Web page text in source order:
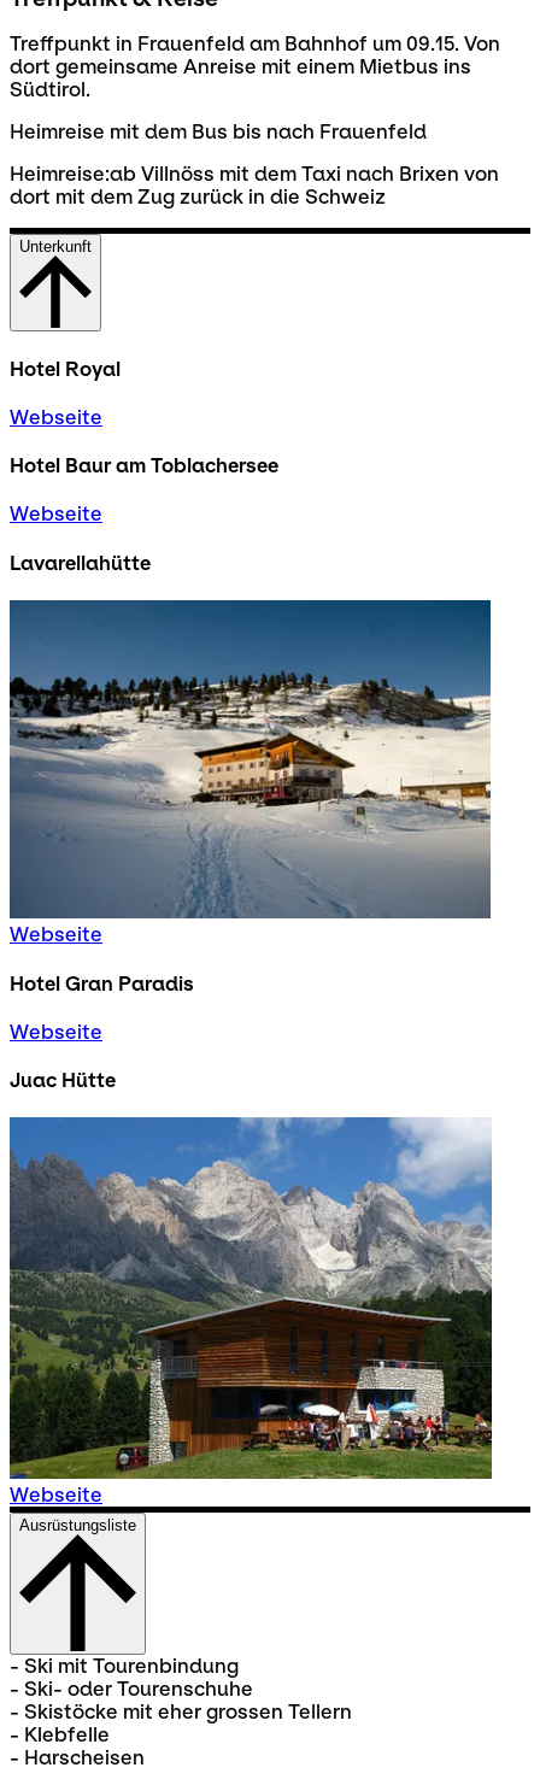
Treffpunkt in Frauenfeld am Bahnhof um 09.15. Von
dort gemeinsame Anreise mit einem Mietbus ins
Südtirol.
Heimreise mit dem Bus bis nach Frauenfeld
Heimreise:ab Villnöss mit dem Taxi nach Brixen von
dort mit dem Zug zurück in die Schweiz
Unterkunft
Hotel Royal
Webseite
Hotel Baur am Toblachersee
Webseite
Lavarellahütte
Webseite
Hotel Gran Paradis
Webseite
Juac Hütte
Webseite
Ausrüstungsliste
- Ski mit Tourenbindung
- Ski- oder Tourenschuhe
- Skistöcke mit eher grossen Tellern
- Klebfelle
- Harscheisen